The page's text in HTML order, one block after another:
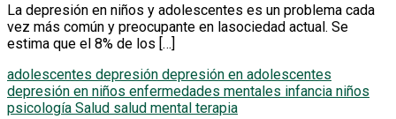
La depresión en niños y adolescentes es un problema cada
vez más común y preocupante en lasociedad actual. Se
estima que el 8% de los […]
adolescentes depresión depresión en adolescentes
depresión en niños enfermedades mentales infancia niños
psicología Salud salud mental terapia